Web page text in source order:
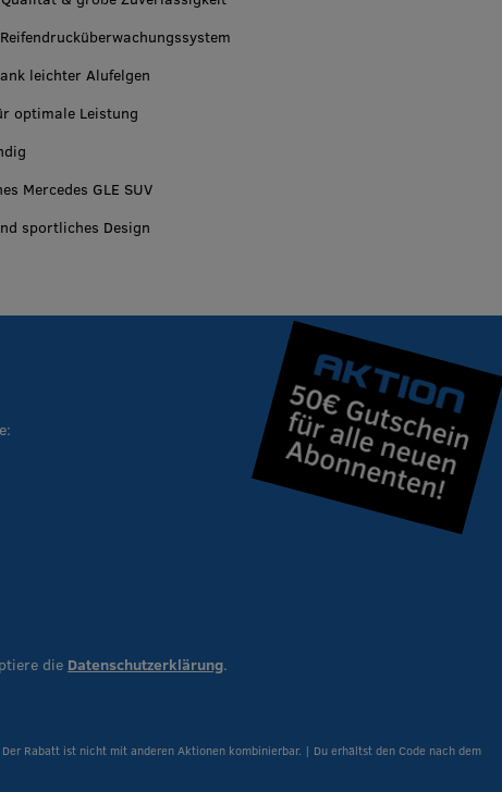
leichter Alufelgen
optimale Leistung
Mercedes GLE SUV
sportliches Design
die Datenschutzerklärung.
Rabatt ist nicht mit anderen Aktionen kombinierbar. | Du erhältst den Code nach dem